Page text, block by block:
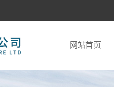
网站首页